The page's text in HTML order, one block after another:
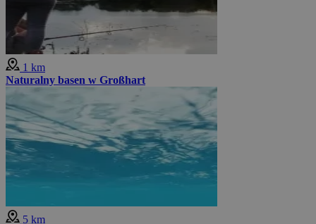
1 km
Naturalny basen w Großhart
5 km